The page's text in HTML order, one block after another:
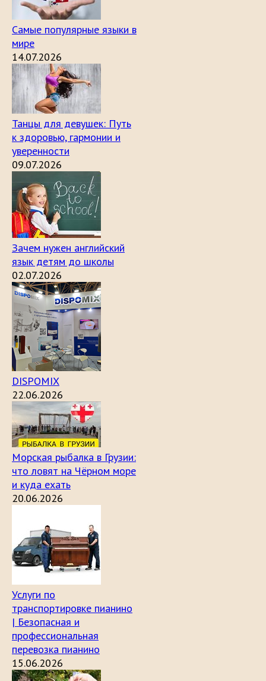
Самые популярные языки в
мире
14.07.2026
Танцы для девушек: Путь
к здоровью, гармонии и
уверенности
09.07.2026
Зачем нужен английский
язык детям до школы
02.07.2026
DISPOMIX
22.06.2026
Морская рыбалка в Грузии:
что ловят на Чёрном море
и куда ехать
20.06.2026
Услуги по
транспортировке пианино
| Безопасная и
профессиональная
перевозка пианино
15.06.2026